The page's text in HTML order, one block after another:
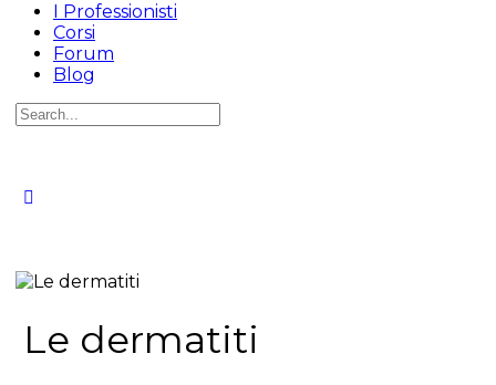
I Professionisti
Corsi
Forum
Blog
Le dermatiti